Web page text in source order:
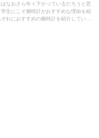
なおさら年々下がっているだろうと思
生にこそ腕時計がおすすめな理由を紹
れにおすすめの腕時計を紹介していま